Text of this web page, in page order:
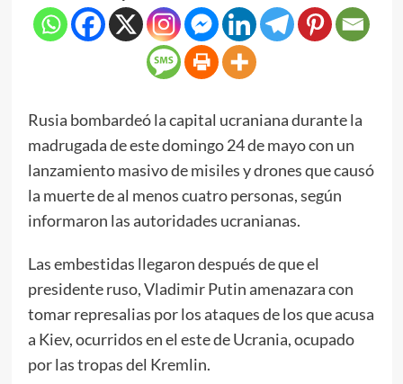
Rusia bombardeó la capital ucraniana durante la
madrugada de este domingo 24 de mayo con un
lanzamiento masivo de misiles y drones que causó
la muerte de al menos cuatro personas, según
informaron las autoridades ucranianas.
Las embestidas llegaron después de que el
presidente ruso, Vladimir Putin amenazara con
tomar represalias por los ataques de los que acusa
a Kiev, ocurridos en el este de Ucrania, ocupado
por las tropas del Kremlin.